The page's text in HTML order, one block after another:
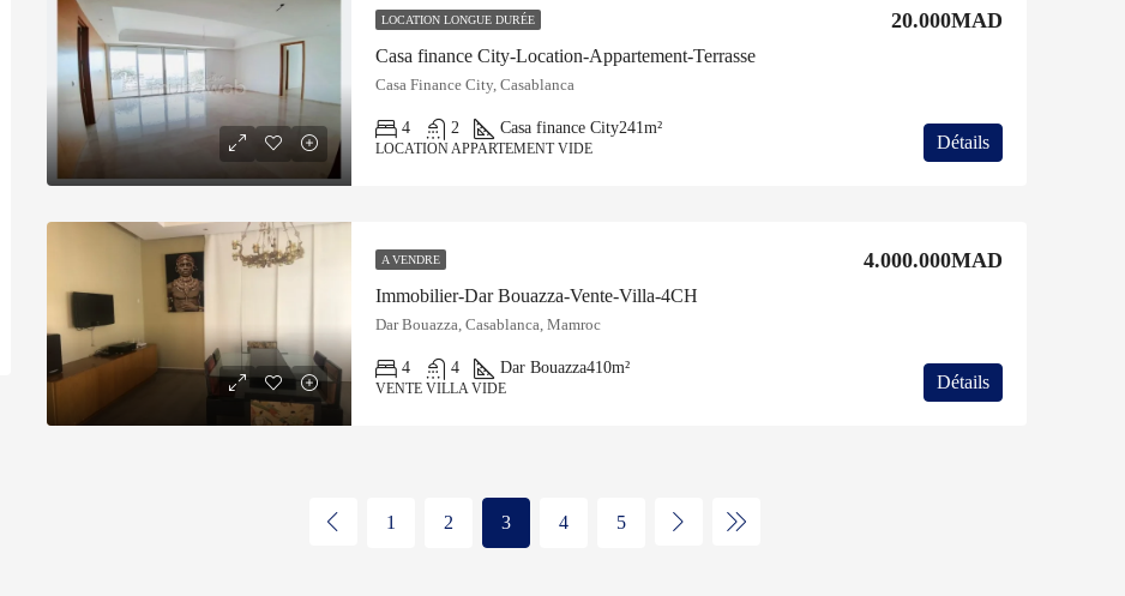
LOCATION LONGUE DURÉE
Casa finance City-Location-Appartement-Terrasse
20.000MAD
Casa Finance City, Casablanca
4 2 Casa finance City241m²
LOCATION APPARTEMENT VIDE Détails
A VENDRE
Immobilier-Dar Bouazza-Vente-Villa-4CH
4.000.000MAD
Dar Bouazza, Casablanca, Mamroc
4 4 Dar Bouazza410m²
VENTE VILLA VIDE Détails
1 2 3 4 5